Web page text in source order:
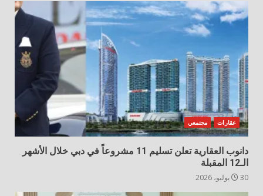
عقارات مجتمعي
دانوب العقارية تعلن تسليم 11 مشروعاً في دبي خلال الأشهر
الـ12 المقبلة
30 يوليو، 2026